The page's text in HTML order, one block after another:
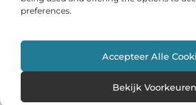
preferences.
Accepteer Alle
Bekijk Voorkeuren
Kerkrade is een verborgen parel in